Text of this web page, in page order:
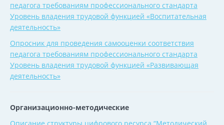
педагога требованиям профессионального стандарта
Уровень владения трудовой функцией «Воспитательная
деятельность»
Опросник для проведения самооценки соответствия
педагога требованиям профессионального стандарта
Уровень владения трудовой функцией «Развивающая
деятельность»
Организационно-методические